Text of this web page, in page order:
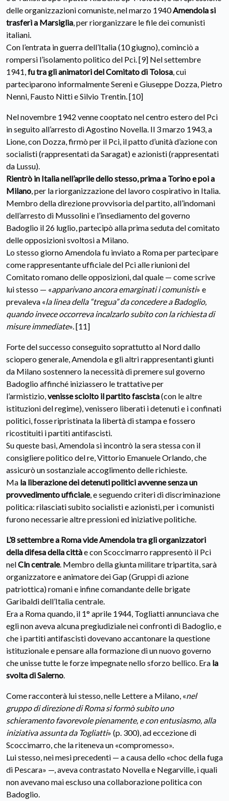
delle organizzazioni comuniste, nel marzo 1940Amendola si
trasferì a Marsiglia, per riorganizzare le file dei comunisti
italiani.
Con l’entrata in guerra dell’Italia (10 giugno), cominciò a
rompersi l’isolamento politico del Pci. [9] Nel settembre
1941,fu tra gli animatori del Comitato di Tolosa, cui
parteciparono informalmente Sereni e Giuseppe Dozza, Pietro
Nenni, Fausto Nitti e Silvio Trentin. [10]
Nel novembre 1942 venne cooptato nel centro estero del Pci
in seguito all’arresto di Agostino Novella. Il 3 marzo 1943, a
Lione, con Dozza, firmò per il Pci, il patto d’unità d’azione con
socialisti (rappresentati da Saragat) e azionisti (rappresentati
da Lussu).
Rientrò in Italia nell’aprile dello stesso, prima a Torino e poi a
Milano, per la riorganizzazione del lavoro cospirativo in Italia.
Membro della direzione provvisoria del partito, all’indomani
dell’arresto di Mussolini e l’insediamento del governo
Badoglio il 26 luglio, partecipò alla prima seduta del comitato
delle opposizioni svoltosi a Milano.
Lo stesso giorno Amendola fu inviato a Roma per partecipare
come rappresentante ufficiale del Pci alle riunioni del
Comitato romano delle opposizioni, dal quale — come scrive
lui stesso — «apparivano ancora emarginati i comunisti» e
prevaleva «la linea della “tregua” da concedere a Badoglio,
quando invece occorreva incalzarlo subito con la richiesta di
misure immediate». [11]
Forte del successo conseguito soprattutto al Nord dallo
sciopero generale, Amendola e gli altri rappresentanti giunti
da Milano sostennero la necessità di premere sul governo
Badoglio affinché iniziassero le trattative per
l’armistizio,venisse sciolto il partito fascista(con le altre
istituzioni del regime), venissero liberati i detenuti e i confinati
politici, fosse ripristinata la libertà di stampa e fossero
ricostituiti i partiti antifascisti.
Su queste basi, Amendola si incontrò la sera stessa con il
consigliere politico del re, Vittorio Emanuele Orlando, che
assicurò un sostanziale accoglimento delle richieste.
Ma la liberazione dei detenuti politici avvenne senza un
provvedimento ufficiale, e seguendo criteri di discriminazione
politica: rilasciati subito socialisti e azionisti, per i comunisti
furono necessarie altre pressioni ed iniziative politiche.
L’8 settembre a Roma vide Amendola tra gli organizzatori
della difesa della cittàe con Scoccimarro rappresentò il Pci
nelCln centrale. Membro della giunta militare tripartita, sarà
organizzatore e animatore dei Gap (Gruppi di azione
patriottica) romani e infine comandante delle brigate
Garibaldi dell’Italia centrale.
Era a Roma quando, il 1° aprile 1944, Togliatti annunciava che
egli non aveva alcuna pregiudiziale nei confronti di Badoglio, e
che i partiti antifascisti dovevano accantonare la questione
istituzionale e pensare alla formazione di un nuovo governo
che unisse tutte le forze impegnate nello sforzo bellico. Era la
svolta di Salerno.
Come racconterà lui stesso, nelle Lettere a Milano, «nel
gruppo di direzione di Roma si formò subito uno
schieramento favorevole pienamente, e con entusiasmo, alla
iniziativa assunta da Togliatti» (p. 300), ad eccezione di
Scoccimarro, che la riteneva un «compromesso».
Lui stesso, nei mesi precedenti — a causa dello «choc della fuga
di Pescara» —, aveva contrastato Novella e Negarville, i quali
non avevano mai escluso una collaborazione politica con
Badoglio.